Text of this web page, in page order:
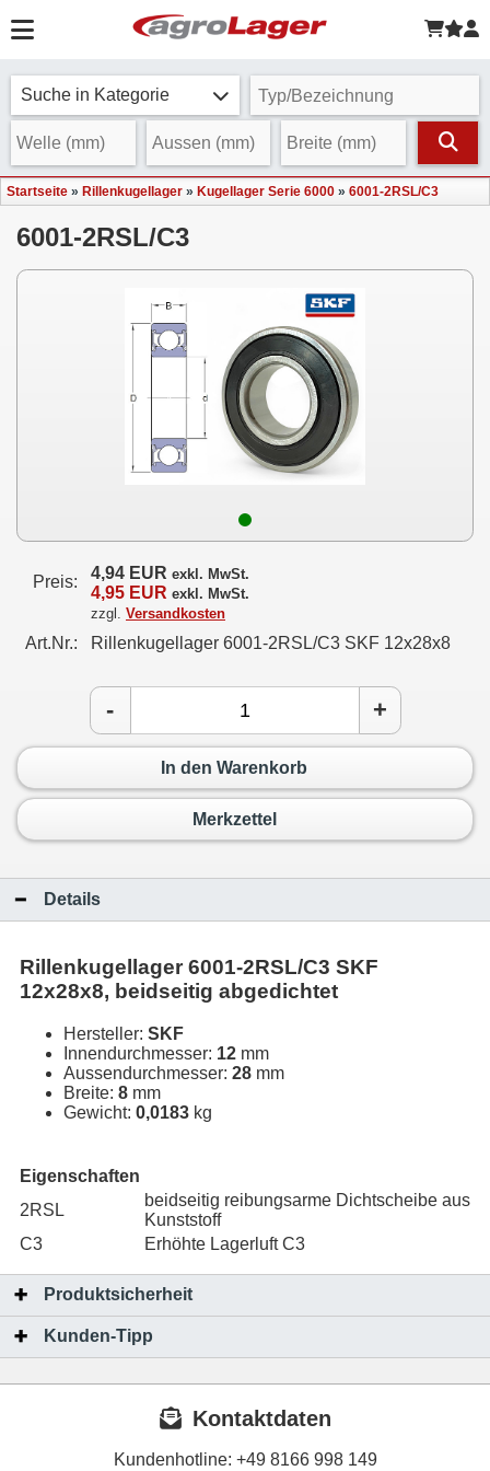
Suche in Kategorie
Startseite » Rillenkugellager » Kugellager Serie 6000 » 6001-2RSL/C3
6001-2RSL/C3
Preis: 4,94 EUR exkl. MwSt.
4,95 EUR exkl. MwSt.
zzgl. Versandkosten
Art.Nr.: Rillenkugellager 6001-2RSL/C3 SKF 12x28x8
- +
In den Warenkorb
Merkzettel
Details
Rillenkugellager 6001-2RSL/C3 SKF
12x28x8, beidseitig abgedichtet
Hersteller: SKF
Innendurchmesser: 12 mm
Aussendurchmesser: 28 mm
Breite: 8 mm
Gewicht: 0,0183 kg
Eigenschaften
2RSL
beidseitig reibungsarme Dichtscheibe aus
Kunststoff
C3
Erhöhte Lagerluft C3
Produktsicherheit
Kunden-Tipp
Kontaktdaten
Kundenhotline: +49 8166 998 149